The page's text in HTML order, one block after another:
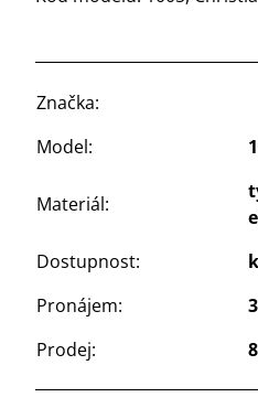
Značka:
Model:
Materiál:
Dostupnost:
Pronájem:
Prodej: